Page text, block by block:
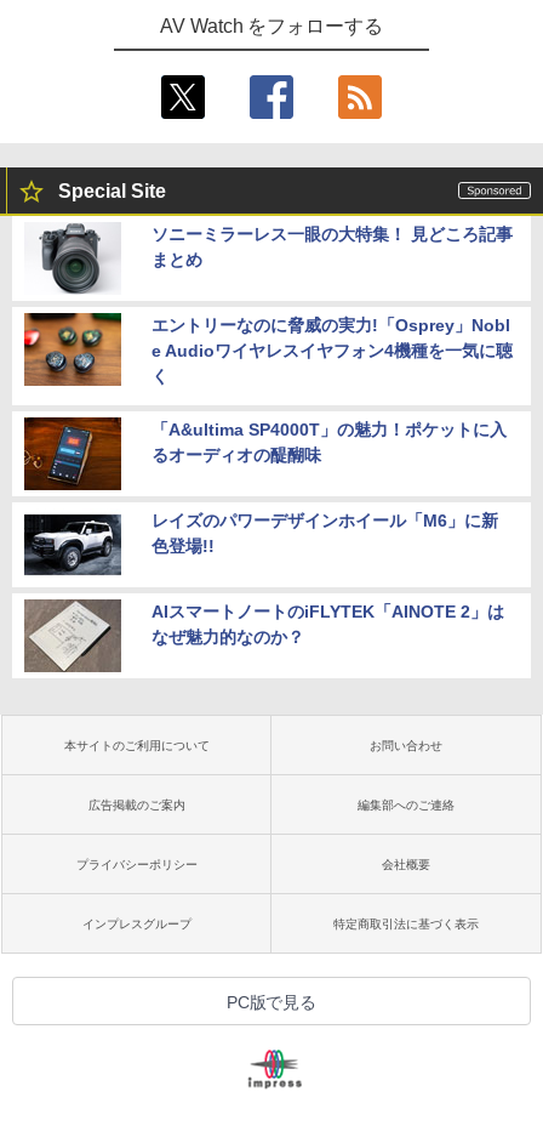
AV Watch をフォローする
Special Site
ソニーミラーレス一眼の大特集！ 見どころ記事
まとめ
エントリーなのに脅威の実力!「Osprey」Nobl
e Audioワイヤレスイヤフォン4機種を一気に聴
く
「A&ultima SP4000T」の魅力！ポケットに入
るオーディオの醍醐味
レイズのパワーデザインホイール「M6」に新
色登場!!
AIスマートノートのiFLYTEK「AINOTE 2」は
なぜ魅力的なのか？
本サイトのご利用について お問い合わせ
広告掲載のご案内 編集部へのご連絡
プライバシーポリシー 会社概要
インプレスグループ 特定商取引法に基づく表示
PC版で見る